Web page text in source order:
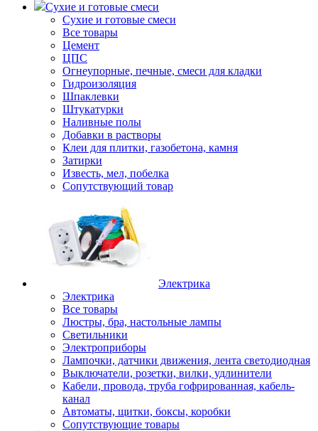
Сухие и готовые смеси
Сухие и готовые смеси
Все товары
Цемент
ЦПС
Огнеупорные, печные, смеси для кладки
Гидроизоляция
Шпаклевки
Штукатурки
Наливные полы
Добавки в растворы
Клеи для плитки, газобетона, камня
Затирки
Известь, мел, побелка
Сопутствующий товар
Электрика
Электрика
Все товары
Люстры, бра, настольные лампы
Светильники
Электроприборы
Лампочки, датчики движения, лента светодиодная
Выключатели, розетки, вилки, удлинители
Кабели, провода, труба гофрированная, кабель-
канал
Автоматы, щитки, боксы, коробки
Сопутствующие товары